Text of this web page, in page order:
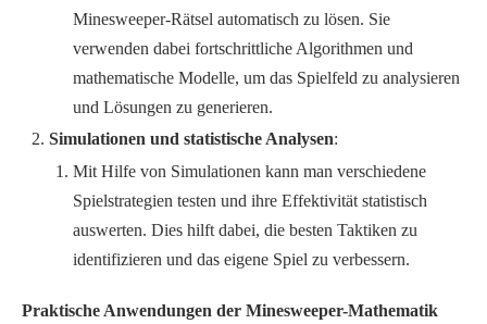
Minesweeper-Rätsel automatisch zu lösen. Sie
verwenden dabei fortschrittliche Algorithmen und
mathematische Modelle, um das Spielfeld zu analysieren
und Lösungen zu generieren.
Simulationen und statistische Analysen:
Mit Hilfe von Simulationen kann man verschiedene
Spielstrategien testen und ihre Effektivität statistisch
auswerten. Dies hilft dabei, die besten Taktiken zu
identifizieren und das eigene Spiel zu verbessern.
Praktische Anwendungen der Minesweeper-Mathematik